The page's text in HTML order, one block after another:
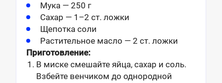
Мука — 250 г
Сахар — 1–2 ст. ложки
Щепотка соли
Растительное масло — 2 ст. ложки
Приготовление:
В миске смешайте яйца, сахар и соль.
Взбейте венчиком до однородной